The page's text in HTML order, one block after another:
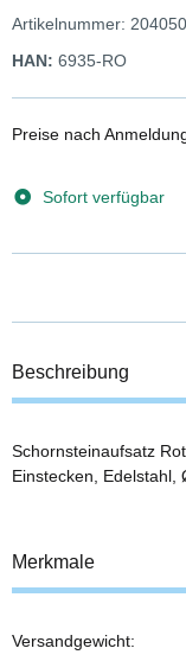
Artikelnummer:
HAN: 6935-RO
Preise nach
Sofort verfügbar
Beschreibung
Schornsteinaufsatz
Einstecken,
Merkmale
Produkteigenschaft
Wert
Versandgewicht: